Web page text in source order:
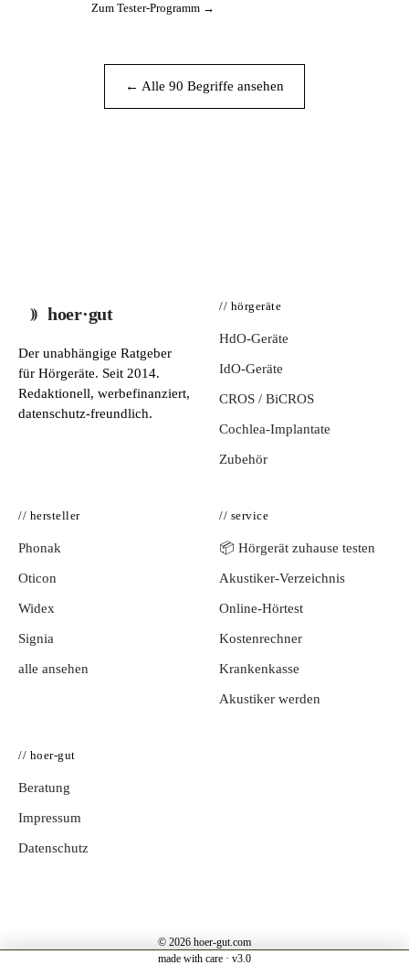
Zum Tester-Programm →
← Alle 90 Begriffe ansehen
hoer·gut
Der unabhängige Ratgeber
für Hörgeräte. Seit 2014.
Redaktionell, werbefinanziert,
datenschutz-freundlich.
// hörgeräte
HdO-Geräte
IdO-Geräte
CROS / BiCROS
Cochlea-Implantate
Zubehör
// hersteller
Phonak
Oticon
Widex
Signia
alle ansehen
// service
📦 Hörgerät zuhause testen
Akustiker-Verzeichnis
Online-Hörtest
Kostenrechner
Krankenkasse
Akustiker werden
// hoer-gut
Beratung
Impressum
Datenschutz
© 2026 hoer-gut.com
made with care · v3.0